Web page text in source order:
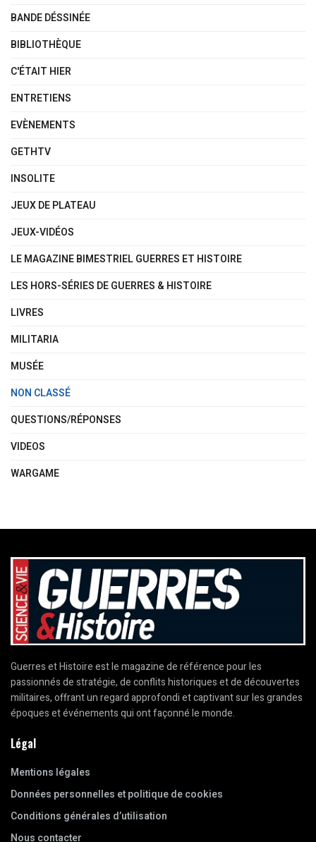
BANDE DÉSSINÉE
BIBLIOTHÈQUE
C'ÉTAIT HIER
ENTRETIENS
EVÈNEMENTS
GETHTV
INSOLITE
JEUX DE PLATEAU
JEUX-VIDÉOS
LE MAGAZINE BIMESTRIEL GUERRES ET HISTOIRE
LES HORS-SÉRIES DE GUERRES & HISTOIRE
LIVRES
MILITARIA
MUSÉE
NON CLASSÉ
QUESTIONS/RÉPONSES
VIDEOS
WARGAME
Guerres et Histoire est le magazine de référence pour les
passionnés de stratégie, de conflits historiques et de découvertes
militaires, offrant un regard approfondi et captivant sur les grandes
époques et événements qui ont façonné le monde.
Légal
Mentions légales
Données personnelles et politique de cookies
Conditions générales d’utilisation
Nous contacter